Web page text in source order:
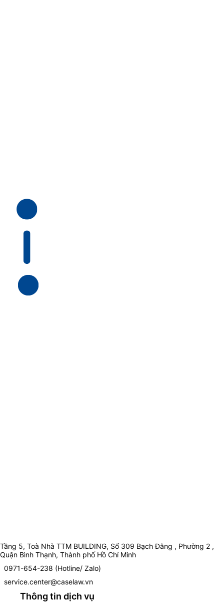
Tầng 5, Toà Nhà TTM BUILDING, Số 309 Bạch Đằng , Phường 2 ,
Quận Bình Thạnh, Thành phố Hồ Chí Minh
0971-654-238 (Hotline/ Zalo)
service.center@caselaw.vn
Thông tin dịch vụ